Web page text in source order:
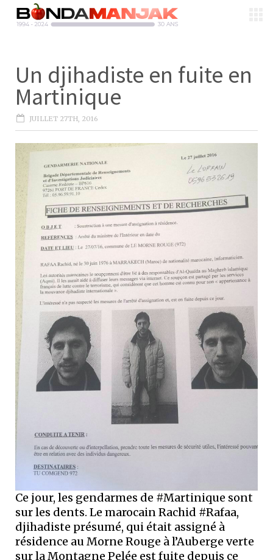
Un djihadiste en fuite en
Martinique
JUILLET 27TH, 2016
Ce jour, les gendarmes de #Martinique sont
sur les dents. Le marocain Rachid #Rafaa,
djihadiste présumé, qui était assigné à
résidence au Morne Rouge à l’Auberge verte
sur la Montagne Pelée est fuite depuis ce